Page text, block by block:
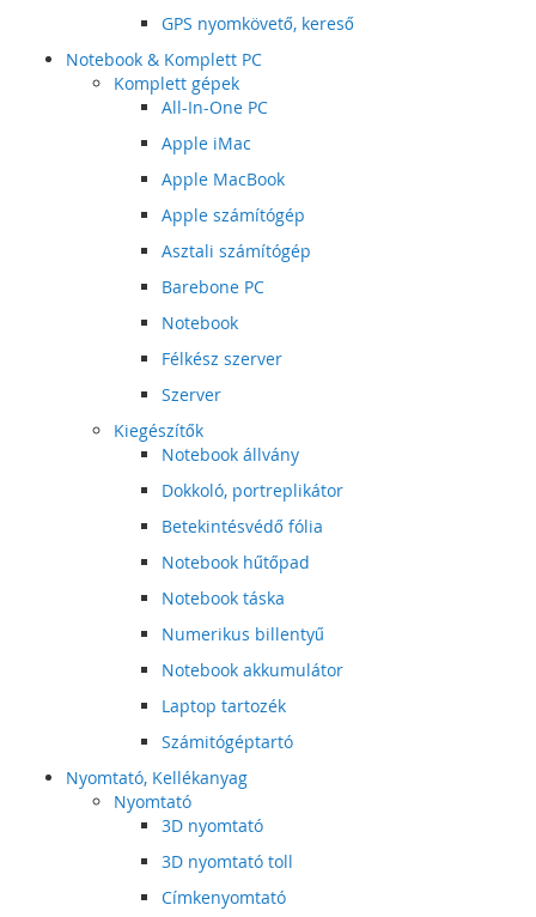
GPS nyomkövető, kereső
Notebook & Komplett PC
Komplett gépek
All-In-One PC
Apple iMac
Apple MacBook
Apple számítógép
Asztali számítógép
Barebone PC
Notebook
Félkész szerver
Szerver
Kiegészítők
Notebook állvány
Dokkoló, portreplikátor
Betekintésvédő fólia
Notebook hűtőpad
Notebook táska
Numerikus billentyű
Notebook akkumulátor
Laptop tartozék
Számitógéptartó
Nyomtató, Kellékanyag
Nyomtató
3D nyomtató
3D nyomtató toll
Címkenyomtató